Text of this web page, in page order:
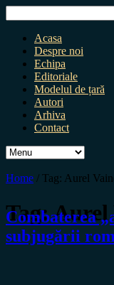
for:
Acasa
Despre noi
Echipa
Editoriale
Modelul de țară
Autori
Arhiva
Contact
Home / Tag: Aurel
Tag:Aurel
Combaterea
subjugării